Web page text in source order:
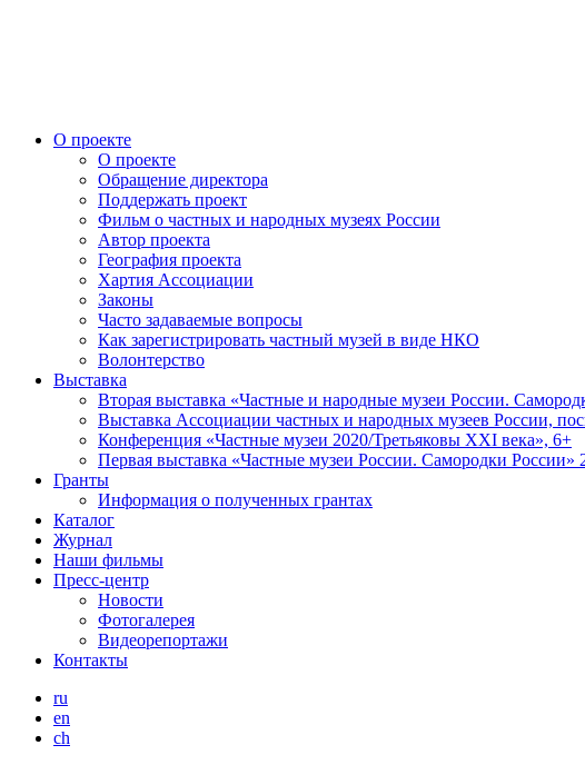
О проекте
О проекте
Обращение директора
Поддержать проект
Фильм о частных и народных музеях России
Автор проекта
География проекта
Хартия Ассоциации
Законы
Часто задаваемые вопросы
Как зарегистрировать частный музей в виде НКО
Волонтерство
Выставка
Вторая выставка «Частные и народные музеи России.
Выставка Ассоциации частных и народных музеев России,
Конференция «Частные музеи 2020/Третьяковы XXI века», 6+
Первая выставка «Частные музеи России. Самородки России»
Гранты
Информация о полученных грантах
Каталог
Журнал
Наши фильмы
Пресс-центр
Новости
Фотогалерея
Видеорепортажи
Контакты
ru
en
ch